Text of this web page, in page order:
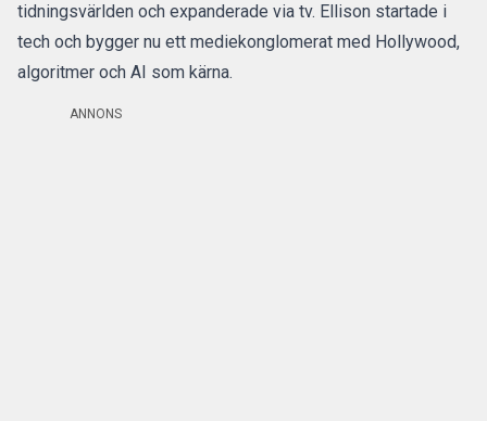
tidningsvärlden och expanderade via tv. Ellison startade i
tech och bygger nu ett mediekonglomerat med Hollywood,
algoritmer och AI som kärna.
ANNONS